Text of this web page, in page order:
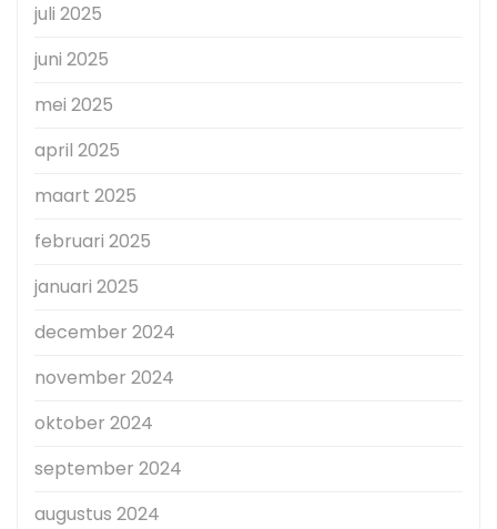
juli 2025
juni 2025
mei 2025
april 2025
maart 2025
februari 2025
januari 2025
december 2024
november 2024
oktober 2024
september 2024
augustus 2024